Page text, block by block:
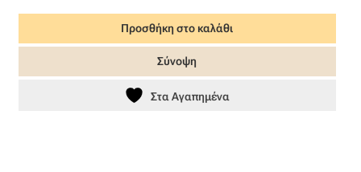
price
was:
6,90 €.
τρέχουσα
τιμή
είναι:
5,52 €.
Προσθήκη στο καλάθι
Σύνοψη
Στα Αγαπημένα